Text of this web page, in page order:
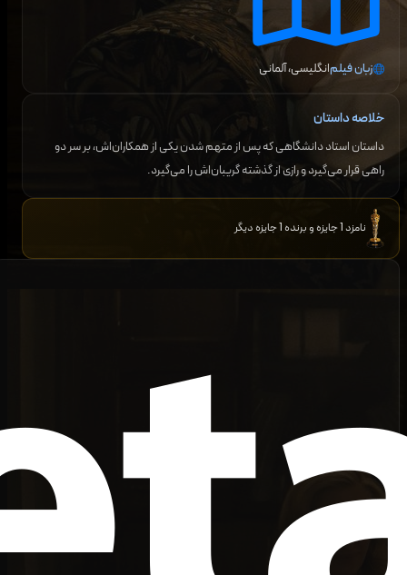
زبان فیلمانگلیسی، آلمانی
خلاصه داستان
داستان استاد دانشگاهی که پس از متهم شدن یکی از همکاران‌اش، بر سر دو
راهی قرار می‌گیرد و رازی از گذشته گریبان‌اش را می‌گیرد.
نامزد 1 جایزه و برنده 1 جایزه دیگر